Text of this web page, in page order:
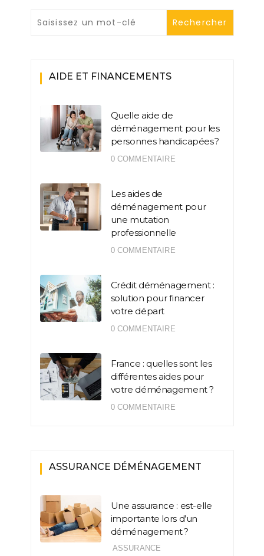
AIDE ET FINANCEMENTS
Quelle aide de
déménagement pour les
personnes handicapées ?
0 COMMENTAIRE
Les aides de
déménagement pour
une mutation
professionnelle
0 COMMENTAIRE
Crédit déménagement :
solution pour financer
votre départ
0 COMMENTAIRE
France : quelles sont les
différentes aides pour
votre déménagement ?
0 COMMENTAIRE
ASSURANCE DÉMÉNAGEMENT
Une assurance : est-elle
importante lors d’un
déménagement ?
ASSURANCE